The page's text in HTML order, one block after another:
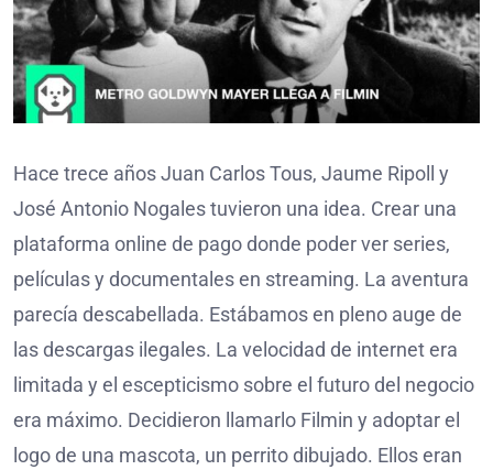
Hace trece años Juan Carlos Tous, Jaume Ripoll y
José Antonio Nogales tuvieron una idea. Crear una
plataforma online de pago donde poder ver series,
películas y documentales en streaming. La aventura
parecía descabellada. Estábamos en pleno auge de
las descargas ilegales. La velocidad de internet era
limitada y el escepticismo sobre el futuro del negocio
era máximo. Decidieron llamarlo Filmin y adoptar el
logo de una mascota, un perrito dibujado. Ellos eran